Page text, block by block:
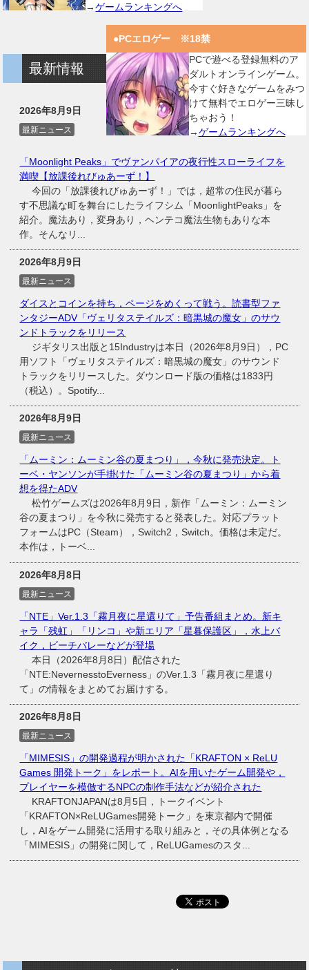
→ゲームランキングへ
●PCエロゲー ※18禁
PCで遊べる登録無料のア
ダルトオンラインゲーム。
今すぐ好きなゲームをみつ
けて無料でエロゲー三昧し
ちゃおう！
→ゲームランキングへ
最新情報
2026年8月9日
最新ニュース
「Moonlight Peaks」でヴァンパイアの夜行性スローライフを
満喫【放課後れびゅあーず！】
今回の「放課後れびゅあーず！」では，超常の住民が暮ら
す不思議な町を舞台にしたライフシム「MoonlightPeaks」を
紹介。魔法あり，変身あり，ヘンテコ魔法生物もありな本
作。そんなリ...
2026年8月9日
最新ニュース
ダイスとコインを持ち，ページをめくって戦う。読書型ファ
ンタジーADV「ヴェリタステイルズ：暗黒城の魔女」のサウ
ンドトラックをリリース
ジギタリス出版と15Industryは本日（2026年8月9日），PC
用ソフト「ヴェリタステイルズ：暗黒城の魔女」のサウンド
トラックをリリースした。ダウンロード版の価格は1833円
（税込）。Spotify...
2026年8月9日
最新ニュース
「ムーミン：ムーミン谷の夏まつり」，今秋に発売決定。ト
ーベ・ヤンソンが手掛けた「ムーミン谷の夏まつり」から着
想を得たADV
松竹ゲームズは2026年8月9日，新作「ムーミン：ムーミン
谷の夏まつり」を今秋に発売すると発表した。対応プラット
フォームはPC（Steam），Switch2，Switch。価格は未定だ。
本作は，トーベ...
2026年8月8日
最新ニュース
「NTE」Ver.1.3「霧月夜に星還りて」予告番組まとめ。新キ
ャラ「残虹」「リンコ」や新エリア「星暮保護区」，水上バ
イク，ビーチバレーなどが登場
本日（2026年8月8日）配信された
「NTE:NevernesstoEverness」のVer.1.3「霧月夜に星還り
て」の情報をまとめてお届けする。
2026年8月8日
最新ニュース
「MIMESIS」の開発過程が明かされた「KRAFTON × ReLU
Games 開発トーク」をレポート。AIを用いたゲーム開発や，
プレイヤーを模倣するNPCの制作手法などが紹介された
KRAFTONJAPANは8月5日，トークイベント
「KRAFTON×ReLUGames開発トーク」を東京都内で開催
し，AIをゲーム開発に活用する取り組みと，その具体例となる
「MIMESIS」の開発に関して，ReLUGamesのスタ...